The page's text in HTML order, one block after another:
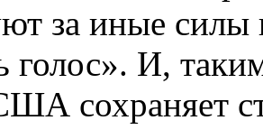
за иные
голос». И,
сохраняет